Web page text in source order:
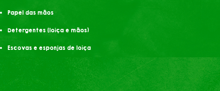
Papel das mãos
Detergentes (loiça e mãos)
Escovas e esponjas de loiça